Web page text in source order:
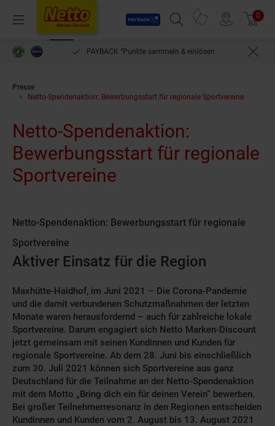
Menü
Payback
Suchfeld einblenden
Prospekte 0
PAYBACK °Punkte sammeln & einlösen
Presse
Netto-Spendenaktion: Bewerbungsstart für regionale Sportvereine
Netto-Spendenaktion:
Bewerbungsstart für regionale
Sportvereine
Netto-Spendenaktion: Bewerbungsstart für regionale
Sportvereine
Aktiver Einsatz für die Region
Maxhütte-Haidhof, im Juni 2021 – Die Corona-Pandemie
und die damit verbundenen Schutzmaßnahmen der letzten
Monate waren herausfordernd – auch für zahlreiche lokale
Sportvereine. Darum engagiert sich Netto Marken-Discount
jetzt gemeinsam mit seinen Kundinnen und Kunden für
regionale Sportvereine. Ab dem 28. Juni bis einschließlich
zum 30. Juli 2021 können sich Sportvereine aus ganz
Deutschland für die Teilnahme an der Netto-Spendenaktion
mit dem Motto „Bring dich ein für deinen Verein“ bewerben.
Bei großer Teilnehmerresonanz in den Regionen entscheiden
Kundinnen und Kunden vom 2. August bis 13. August 2021